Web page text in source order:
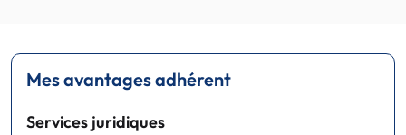
Mes avantages adhérent
Services juridiques